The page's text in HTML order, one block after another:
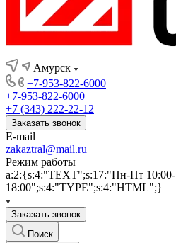
Амурск
+7-953-822-6000
+7-953-822-6000
+7 (343) 222-22-12
Заказать звонок
E-mail
zakaztral@mail.ru
Режим работы
a:2:{s:4:"TEXT";s:17:"Пн-Пт 10:00-
18:00";s:4:"TYPE";s:4:"HTML";}
Заказать звонок
Поиск